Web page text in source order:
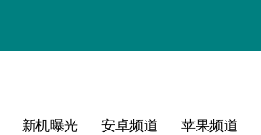
新机曝光 安卓频道 苹果频道